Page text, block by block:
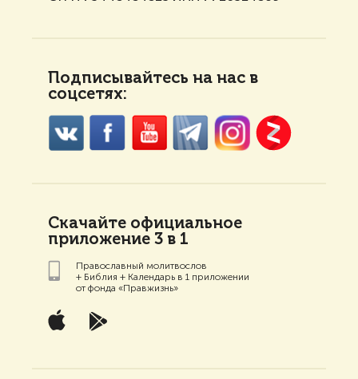
Подписывайтесь на нас в
соцсетях:
Скачайте официальное
приложение 3 в 1
Православный молитвослов
+ Библия + Календарь в 1 приложении
от фонда «Правжизнь»